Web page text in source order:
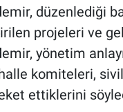
düzenlediği
projeleri ve
yönetim
komiteleri,
ettiklerini